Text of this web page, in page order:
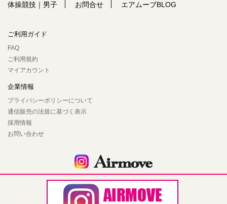
体操競技｜男子 お問合せ エアムーブBLOG
ご利用ガイド
FAQ
ご利用規約
マイアカウント
企業情報
プライバシーポリシーについて
通信販売の法規に基づく表示
採用情報
お問い合わせ